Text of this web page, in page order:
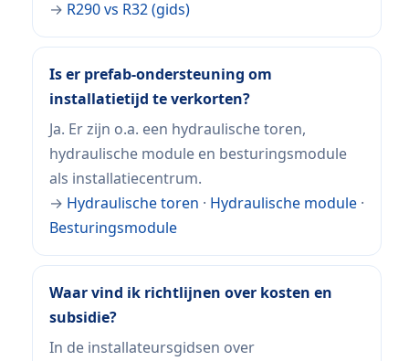
→ R290 vs R32 (gids)
Is er prefab-ondersteuning om
installatietijd te verkorten?
Ja. Er zijn o.a. een hydraulische toren,
hydraulische module en besturingsmodule
als installatiecentrum.
→ Hydraulische toren · Hydraulische module ·
Besturingsmodule
Waar vind ik richtlijnen over kosten en
subsidie?
In de installateursgidsen over